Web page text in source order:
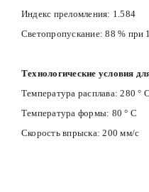
Индекс преломления: 1.584
Светопропускание: 88 % при
Технологические условия
Температура расплава: 280 ° С
Температура формы: 80 ° С
Скорость впрыска: 200 мм/с